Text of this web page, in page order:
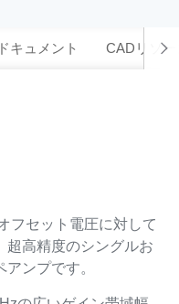
ドキュメント CADリソー
フセット電圧に対して
超高精度のシングルお
ンプです。